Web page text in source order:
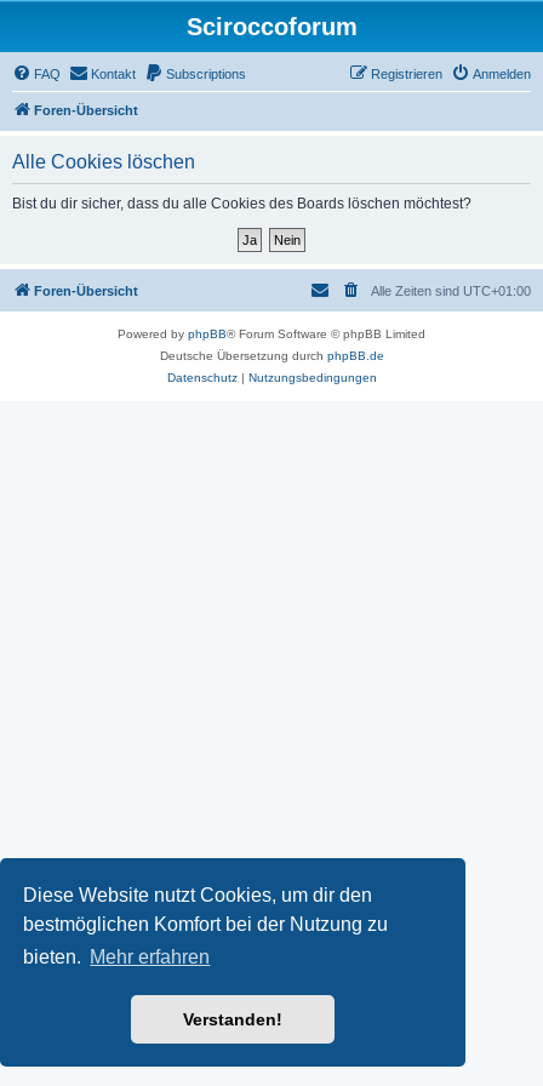
Diese Website nutzt Cookies, um dir den
bestmöglichen Komfort bei der Nutzung zu
bieten. Mehr erfahren
Verstanden!
Sciroccoforum
FAQ Kontakt Subscriptions Anmelden
Registrieren
Foren-Übersicht
Alle Cookies löschen
Bist du dir sicher, dass du alle Cookies des Boards löschen möchtest?
Foren-Übersicht Alle Zeiten sind UTC+01:00
Powered by phpBB® Forum Software © phpBB Limited
Deutsche Übersetzung durch phpBB.de
Datenschutz| Nutzungsbedingungen